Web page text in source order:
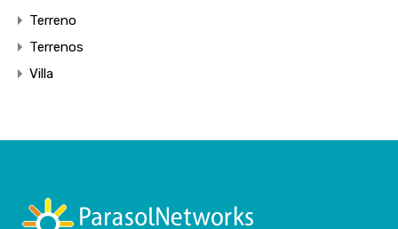
Terreno
Terrenos
Villa